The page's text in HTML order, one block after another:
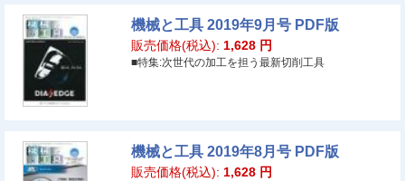
機械と工具 2019年9月号 PDF版
販売価格(税込): 1,628 円
■特集:次世代の加工を担う最新切削工具
機械と工具 2019年8月号 PDF版
販売価格(税込): 1,628 円